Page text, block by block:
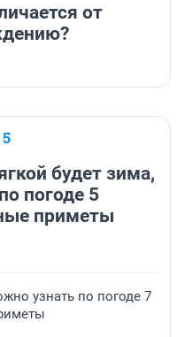
от
будет зима,
погоде 5
приметы
узнать по погоде 7